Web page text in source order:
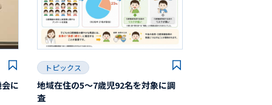
に
トピックス
地域在住の5～7歳児92名を対象に調
査